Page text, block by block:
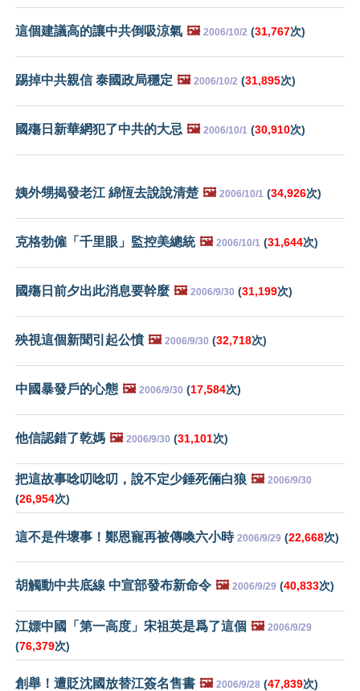
這個建議高的讓中共倒吸涼氣 🖼️ 2006/10/2 (31,767次)
踢掉中共親信 泰國政局穩定 🖼️ 2006/10/2 (31,895次)
國殤日新華網犯了中共的大忌 🖼️ 2006/10/1 (30,910次)
姨外甥揭發老江 綿恆去說說清楚 🖼️ 2006/10/1 (34,926次)
克格勃僱「千里眼」監控美總統 🖼️ 2006/10/1 (31,644次)
國殤日前夕出此消息要幹麼 🖼️ 2006/9/30 (31,199次)
殃視這個新聞引起公憤 🖼️ 2006/9/30 (32,718次)
中國暴發戶的心態 🖼️ 2006/9/30 (17,584次)
他信認錯了乾媽 🖼️ 2006/9/30 (31,101次)
把這故事唸叨唸叨，說不定少錘死倆白狼 🖼️ 2006/9/30
(26,954次)
這不是件壞事！鄭恩寵再被傳喚六小時 2006/9/29 (22,668次)
胡觸動中共底線 中宣部發布新命令 🖼️ 2006/9/29 (40,833次)
江嫖中國「第一高度」宋祖英是爲了這個 🖼️ 2006/9/29
(76,379次)
創舉！遭貶沈國放替江簽名售書 🖼️ 2006/9/28 (47,839次)